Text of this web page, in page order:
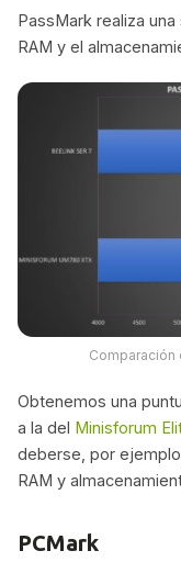
PassMark realiza
RAM y el
Comparación
Obtenemos una
a la del Minisforum
deberse, por
RAM y
PCMark